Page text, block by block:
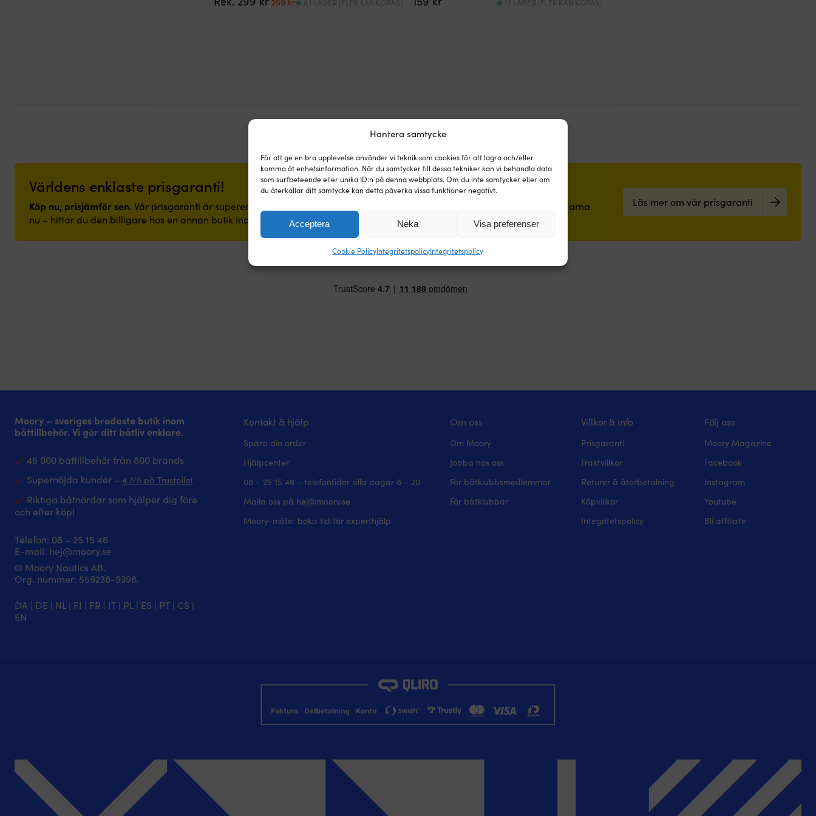
Hantera samtycke
För att ge en bra upplevelse använder vi teknik som cookies för att lagra och/eller
komma åt enhetsinformation. När du samtycker till dessa tekniker kan vi behandla data
som surfbeteende eller unika ID:n på denna webbplats. Om du inte samtycker eller om
du återkallar ditt samtycke kan detta påverka vissa funktioner negativt.
Acceptera Neka Visa preferenser
Cookie PolicyIntegritetspolicyIntegritetspolicy
8 I LAGER (FLER KAN KÖPAS) 1 I LAGER (FLER KAN KÖPAS)
Världens enklaste prisgaranti!
Köp nu, prisjämför sen.Vår prisgaranti är superenkel: vi matchar alla butiker i hela världen. Du kan i lugn och ro köpa prylarna
nu – hittar du den billigare hos en annan butik inom 14 dagar så matchar vi priset i efterhand. Inga konstiga villkor.
Läs mer om vår prisgaranti
Moory – sveriges bredaste butik inom
båttillbehör. Vi gör ditt båtliv enklare.
45 000 båttillbehör från 800 brands
Supernöjda kunder – 4.7/5 på Trustpilot
Riktiga båtnördar som hjälper dig före
och efter köp!
Telefon: 08 – 25 15 46
E-mail: hej@moory.se
© Moory Nautics AB.
Org. nummer: 5‍59238-9398.
DA | DE | NL | FI | FR | IT| PL | ES | PT| CS |
EN
Kontakt & hjälp
Spåra din order
Hjälpcenter
08 – 25 15 46 – telefontider alla dagar 8 – 20
Maila oss på hej@moory.se
Moory-möte: boka tid för experthjälp
Om oss
Om Moory
Jobba hos oss
För båtklubbsmedlemmar
För båtklubbar
Villkor & info
Prisgaranti
Fraktvillkor
Returer & återbetalning
Köpvillkor
Integritetspolicy
Följ oss
Moory Magazine
Facebook
Instagram
Youtube
Bli affiliate